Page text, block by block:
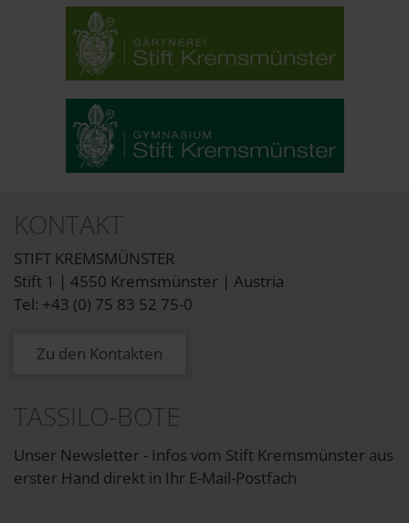
KONTAKT
STIFT KREMSMÜNSTER
Stift 1 | 4550 Kremsmünster | Austria
Tel: +43 (0) 75 83 52 75-0
Zu den Kontakten
TASSILO-BOTE
Unser Newsletter - Infos vom Stift Kremsmünster aus
erster Hand direkt in Ihr E-Mail-Postfach